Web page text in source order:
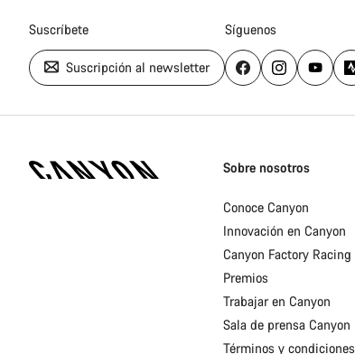
Suscríbete
Suscripción al newsletter
Síguenos
Homepage
Sobre nosotros
Conoce Canyon
Innovación en Canyon
Canyon Factory Racing
Premios
Trabajar en Canyon
Sala de prensa Canyon
Términos y condiciones